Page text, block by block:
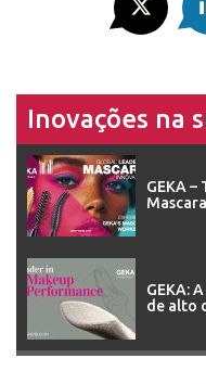
Inovações na
GEKA
GEKA:
de alto